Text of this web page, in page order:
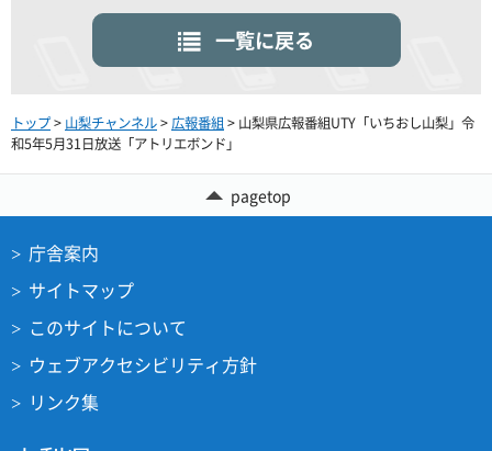
一覧に戻る
トップ> 山梨チャンネル>広報番組> 山梨県広報番組UTY「いちおし山梨」令
和5年5月31日放送「アトリエボンド」
pagetop
庁舎案内
サイトマップ
このサイトについて
ウェブアクセシビリティ方針
リンク集